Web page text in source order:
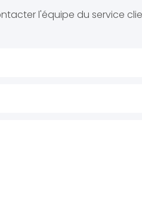
l'équipe du service